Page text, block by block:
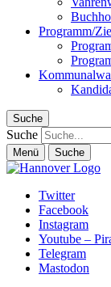
Programm/
Suche
Suche
Menü Suche
Twitter
Facebook
Instagram
Youtube –
Telegram
Mastodon